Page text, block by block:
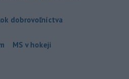
dobrovoľníctva
MS v hokeji